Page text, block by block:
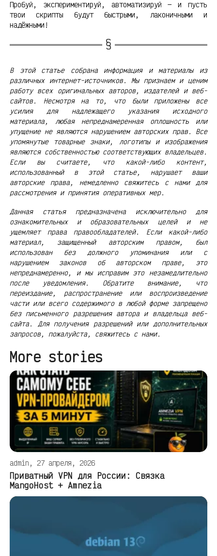
Пробуй, экспериментируй, автоматизируй — и пусть
твои скрипты будут быстрыми, лаконичными и
надёжными!
В этой статье собрана информация и материалы из
различных интернет-источников. Мы признаем и ценим
работу всех оригинальных авторов, издателей и веб-
сайтов. Несмотря на то, что были приложены все
усилия для надлежащего указания исходного
материала, любая непреднамеренная оплошность или
упущение не являются нарушением авторских прав. Все
упомянутые товарные знаки, логотипы и изображения
являются собственностью соответствующих владельцев.
Если вы считаете, что какой-либо контент,
использованный в этой статье, нарушает ваши
авторские права, немедленно свяжитесь с нами для
рассмотрения и принятия оперативных мер.
Данная статья предназначена исключительно для
ознакомительных и образовательных целей и не
ущемляет права правообладателей. Если какой-либо
материал, защищенный авторским правом, был
использован без должного упоминания или с
нарушением законов об авторском праве, это
непреднамеренно, и мы исправим это незамедлительно
после уведомления. Обратите внимание, что
переиздание, распространение или воспроизведение
части или всего содержимого в любой форме запрещено
без письменного разрешения автора и владельца веб-
сайта. Для получения разрешений или дополнительных
запросов, пожалуйста, свяжитесь с нами.
More stories
admin, 27 апреля, 2026
Приватный VPN для России: Связка
MangoHost + Amnezia